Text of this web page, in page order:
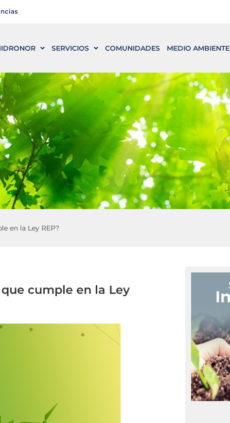
SERVICIOS COMUNIDADES MEDIO AMBIENTE
en la Ley REP?
cumple en la Ley